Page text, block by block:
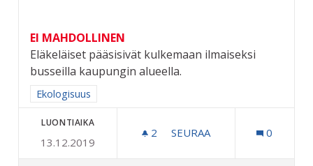
EI MAHDOLLINEN
Eläkeläiset pääsisivät kulkemaan ilmaiseksi
busseilla kaupungin alueella.
Rajaa tulokset aihepiirin mukaan: Ekologisuus
Ekologisuus
LUONTIAIKA
13.12.2019
2 2 SEURAAJAA
SEURAA 0